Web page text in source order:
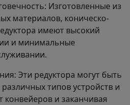
Изготовленные из
материалов, коническо-
имеют высокий
и минимальные
Эти редуктора могут быть
типов устройств и
конвейеров и заканчивая